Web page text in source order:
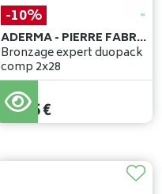
-10%
ADERMA - PIERRE FABRE BENELUX
Bronzage expert duopack
comp 2x28
29,95
26,95€